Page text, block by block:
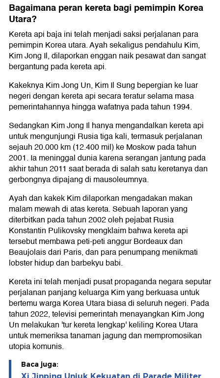
Bagaimana peran kereta bagi pemimpin Korea
Utara?
Kereta api baja ini telah menjadi saksi perjalanan para
pemimpin Korea utara. Ayah sekaligus pendahulu Kim,
Kim Jong Il, dilaporkan enggan naik pesawat dan sangat
bergantung pada kereta api.
Kakeknya Kim Jong Un, Kim Il Sung bepergian ke luar
negeri dengan kereta api secara teratur selama masa
pemerintahannya hingga wafatnya pada tahun 1994.
Sedangkan Kim Jong Il hanya mengandalkan kereta api
untuk mengunjungi Rusia tiga kali, termasuk perjalanan
sejauh 20.000 km (12.400 mil) ke Moskow pada tahun
2001. Ia meninggal dunia karena serangan jantung pada
akhir tahun 2011 saat berada di salah satu keretanya dan
gerbongnya dipajang di mausoleumnya.
Ayah dan kakek Kim dilaporkan mengadakan makan
malam mewah di atas kereta. Sebuah laporan yang
diterbitkan pada tahun 2002 oleh pejabat Rusia
Konstantin Pulikovsky mengklaim bahwa kereta api
tersebut membawa peti-peti anggur Bordeaux dan
Beaujolais dari Paris, dan para penumpang menikmati
lobster hidup dan barbekyu babi.
Kereta ini telah menjadi pusat propaganda negara seputar
perjalanan panjang keluarga Kim yang berkuasa untuk
bertemu warga Korea Utara biasa di seluruh negeri. Pada
tahun 2022, televisi pemerintah menayangkan Kim Jong
Un melakukan 'tur kereta lengkap' keliling Korea Utara
untuk memeriksa tanaman jagung dan mempromosikan
utopia komunis.
Baca juga: